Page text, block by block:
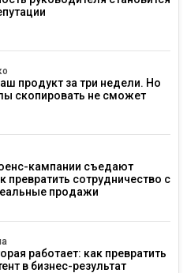
продукт за три недели. Но
скопировать не сможет
кампании съедают
сотрудничество с
продажи
работает: как превратить
в бизнес-результат